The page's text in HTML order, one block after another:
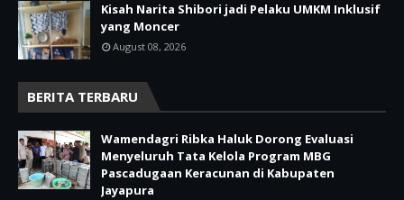
Kisah Narita Shibori jadi Pelaku UMKM Inklusif
yang Moncer
August 08, 2026
BERITA TERBARU
Wamendagri Ribka Haluk Dorong Evaluasi
Menyeluruh Tata Kelola Program MBG
Pascadugaan Keracunan di Kabupaten
Jayapura